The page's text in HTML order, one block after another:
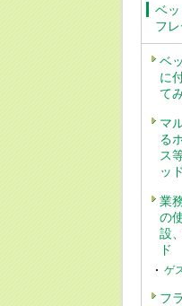
ベ
フ
ベ
に
て
マ
る
ス
ッ
業
の
設
ド
ゲ
フ